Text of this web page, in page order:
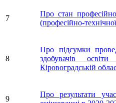
7
Про стан
(професійно-
8
Про підсумки
здобувачів
Кіровоградській
9
Про результати